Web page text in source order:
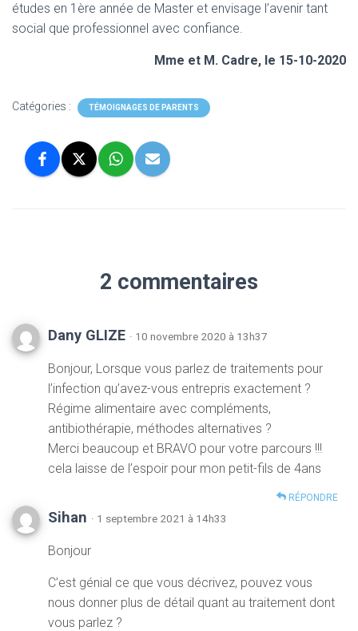
études en 1ère année de Master et envisage l’avenir tant
social que professionnel avec confiance.
Mme et M. Cadre, le 15-10-2020
Catégories : TÉMOIGNAGES DE PARENTS
2 commentaires
Dany GLIZE · 10 novembre 2020 à 13h37
Bonjour, Lorsque vous parlez de traitements pour
l’infection qu’avez-vous entrepris exactement ?
Régime alimentaire avec compléments,
antibiothérapie, méthodes alternatives ?
Merci beaucoup et BRAVO pour votre parcours !!!
cela laisse de l’espoir pour mon petit-fils de 4ans
RÉPONDRE
Sihan · 1 septembre 2021 à 14h33
Bonjour
C’est génial ce que vous décrivez, pouvez vous
nous donner plus de détail quant au traitement dont
vous parlez ?